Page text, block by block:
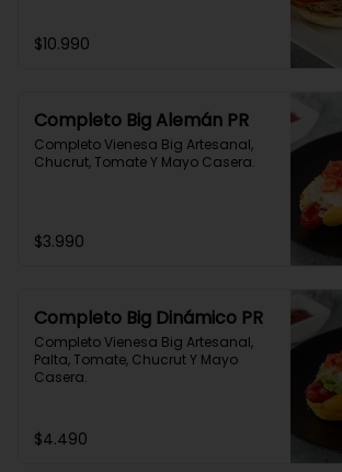
$10.990
Completo Big Alemán PR
Completo Vienesa Big Artesanal,
Chucrut, Tomate Y Mayo Casera.
$3.990
Completo Big Dinámico PR
Completo Vienesa Big Artesanal,
Palta, Tomate, Chucrut Y Mayo
Casera.
$4.490